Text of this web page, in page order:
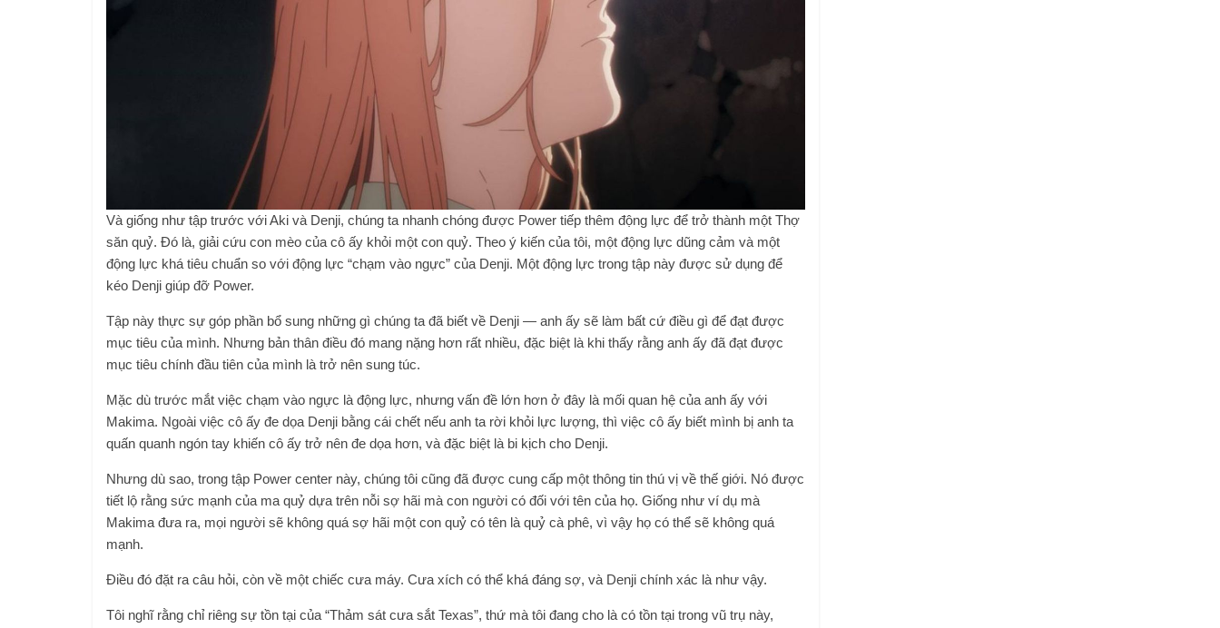
Và giống như tập trước với Aki và Denji, chúng ta nhanh chóng được Power tiếp thêm động lực để trở thành một Thợ
săn quỷ. Đó là, giải cứu con mèo của cô ấy khỏi một con quỷ. Theo ý kiến ​​của tôi, một động lực dũng cảm và một
động lực khá tiêu chuẩn so với động lực “chạm vào ngực” của Denji. Một động lực trong tập này được sử dụng để
kéo Denji giúp đỡ Power.
Tập này thực sự góp phần bổ sung những gì chúng ta đã biết về Denji — anh ấy sẽ làm bất cứ điều gì để đạt được
mục tiêu của mình. Nhưng bản thân điều đó mang nặng hơn rất nhiều, đặc biệt là khi thấy rằng anh ấy đã đạt được
mục tiêu chính đầu tiên của mình là trở nên sung túc.
Mặc dù trước mắt việc chạm vào ngực là động lực, nhưng vấn đề lớn hơn ở đây là mối quan hệ của anh ấy với
Makima. Ngoài việc cô ấy đe dọa Denji bằng cái chết nếu anh ta rời khỏi lực lượng, thì việc cô ấy biết mình bị anh ta
quấn quanh ngón tay khiến cô ấy trở nên đe dọa hơn, và đặc biệt là bi kịch cho Denji.
Nhưng dù sao, trong tập Power center này, chúng tôi cũng đã được cung cấp một thông tin thú vị về thế giới. Nó được
tiết lộ rằng sức mạnh của ma quỷ dựa trên nỗi sợ hãi mà con người có đối với tên của họ. Giống như ví dụ mà
Makima đưa ra, mọi người sẽ không quá sợ hãi một con quỷ có tên là quỷ cà phê, vì vậy họ có thể sẽ không quá
mạnh.
Điều đó đặt ra câu hỏi, còn về một chiếc cưa máy. Cưa xích có thể khá đáng sợ, và Denji chính xác là như vậy.
Tôi nghĩ rằng chỉ riêng sự tồn tại của “Thảm sát cưa sắt Texas”, thứ mà tôi đang cho là có tồn tại trong vũ trụ này,